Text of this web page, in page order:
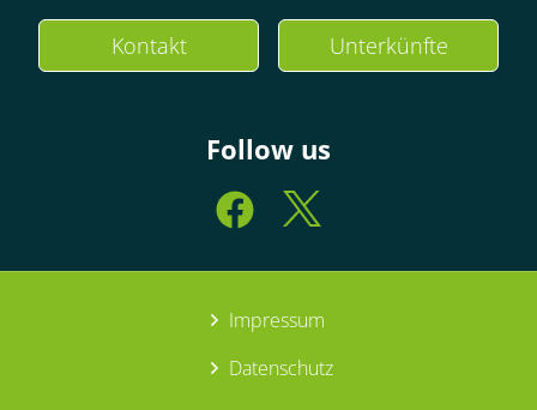
Kontakt Unterkünfte
Follow us
Impressum
Datenschutz